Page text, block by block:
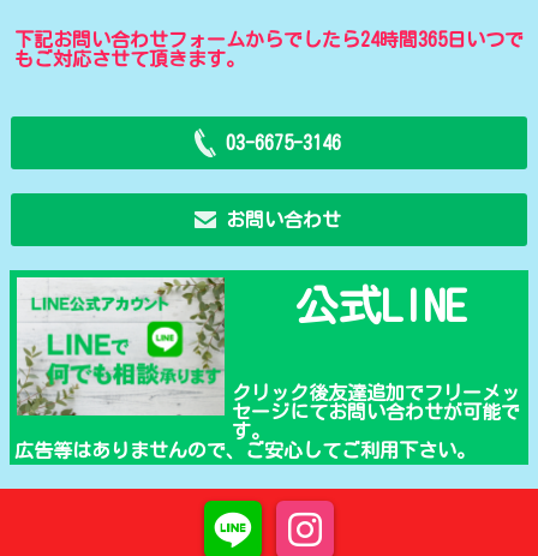
下記お問い合わせフォームからでしたら24時間365日いつで
もご対応させて頂きます。
03-6675-3146
お問い合わせ
公式LINE
クリック後友達追加でフリーメッ
セージにてお問い合わせが可能で
す。
広告等はありませんので、ご安心してご利用下さい。